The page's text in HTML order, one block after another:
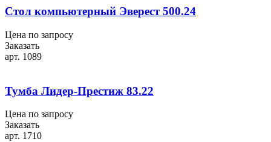
Стол компьютерный Эверест 500.24
Цена по запросу
Заказать
арт. 1089
Тумба Лидер-Престиж 83.22
Цена по запросу
Заказать
арт. 1710